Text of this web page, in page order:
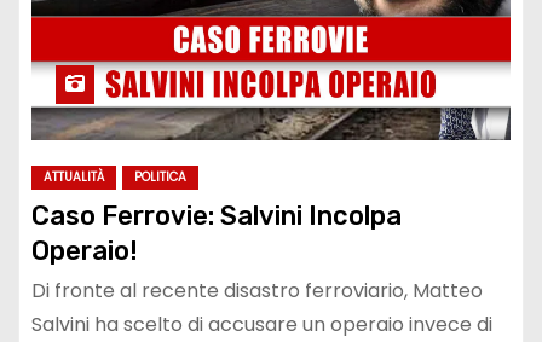
ATTUALITÀ POLITICA
Caso Ferrovie: Salvini Incolpa
Operaio!
Di fronte al recente disastro ferroviario, Matteo
Salvini ha scelto di accusare un operaio invece di